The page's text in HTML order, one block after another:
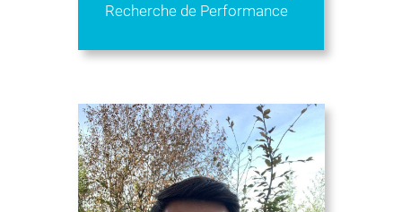
Recherche de Performance